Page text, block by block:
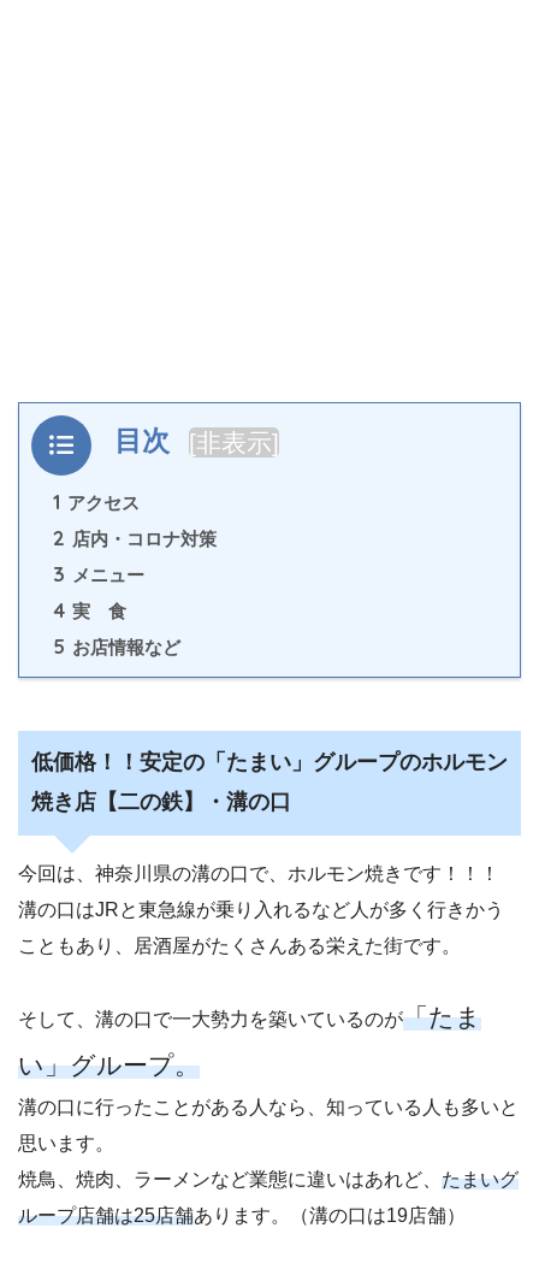
目次 [非表示]
1 アクセス
2 店内・コロナ対策
3 メニュー
4 実 食
5 お店情報など
低価格！！安定の「たまい」グループのホルモン
焼き店【二の鉄】・溝の口
今回は、神奈川県の溝の口で、ホルモン焼きです！！！
溝の口はJRと東急線が乗り入れるなど人が多く行きかう
こともあり、居酒屋がたくさんある栄えた街です。
そして、溝の口で一大勢力を築いているのが「たま
い」グループ。
溝の口に行ったことがある人なら、知っている人も多いと
思います。
焼鳥、焼肉、ラーメンなど業態に違いはあれど、 たまいグ
ループ店舗は25店舗あります。（溝の口は19店舗）